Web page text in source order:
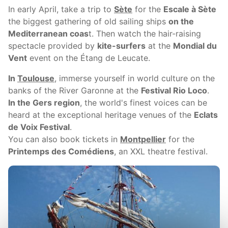
In early April, take a trip to Sète for the Escale à Sète
the biggest gathering of old sailing ships on the
Mediterranean coast. Then watch the hair-raising
spectacle provided by kite-surfers at the Mondial du
Vent event on the Étang de Leucate.
In Toulouse, immerse yourself in world culture on the
banks of the River Garonne at the Festival Rio Loco.
In the Gers region, the world's finest voices can be
heard at the exceptional heritage venues of the Eclats
de Voix Festival.
You can also book tickets in Montpellier for the
Printemps des Comédiens, an XXL theatre festival.